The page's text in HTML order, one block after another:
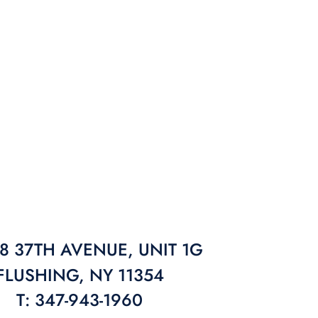
37TH AVENUE, UNIT 1G
NY 11354
T: 347-943-1960